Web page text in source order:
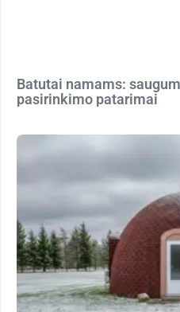
Batutai namams:
pasirinkimo patarimai